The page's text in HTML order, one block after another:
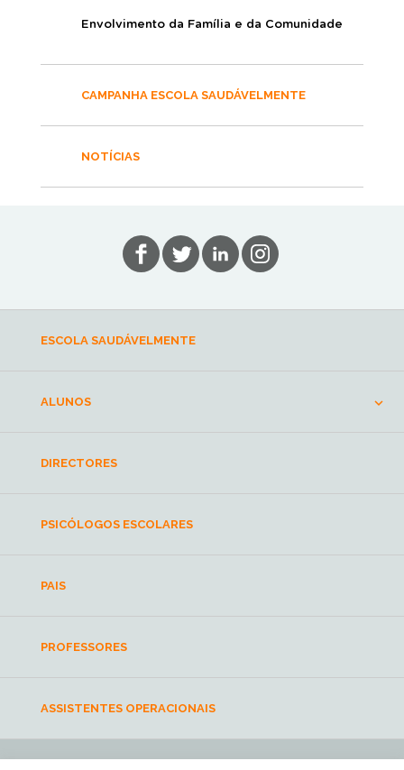
Envolvimento da Família e da Comunidade
CAMPANHA ESCOLA SAUDÁVELMENTE
NOTÍCIAS
ESCOLA SAUDÁVELMENTE
ALUNOS
DIRECTORES
PSICÓLOGOS ESCOLARES
PAIS
PROFESSORES
ASSISTENTES OPERACIONAIS